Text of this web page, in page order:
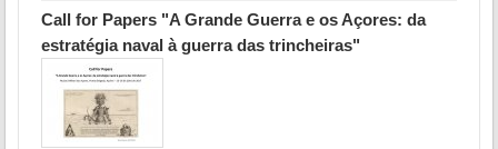
Call for Papers "A Grande Guerra e os Açores: da
estratégia naval à guerra das trincheiras"